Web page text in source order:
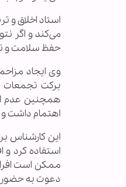
استاد اخلاق
می‌کند و اگر
حفظ سلامت و
وی ایجاد
برکت تجمعات
همچنین عدم
اهتمام داشت و
این کارشناس
ممکن است
دعوت به حضور